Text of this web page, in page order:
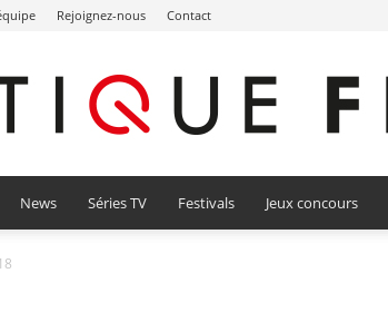
Rejoignez-nous Contact
News Séries TV Festivals Jeux concours